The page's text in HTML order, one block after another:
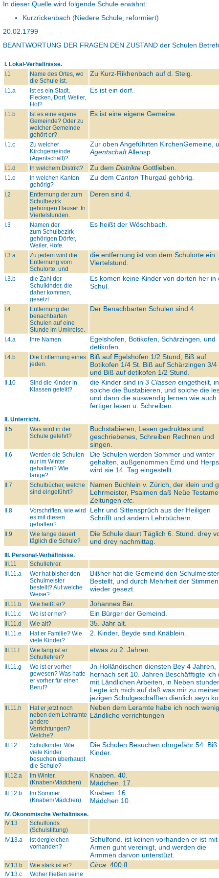
In dieser Quelle wird folgende Schule erwähnt:
Kurzrickenbach (Niedere Schule, reformiert)
20.02.1799
BEANTWORTUNG DER FRAGEN DEN ZUSTAND der Schulen
I. Lokal-Verhältnisse.
I.1
Name des Ortes, wo
die Schule ist.
Zu Kurz-Rikhenbach auf d. Steig.
I.1.a
Ist es ein Stadt,
Flecken, Dorf, Weiler,
Hof?
Es ist ein dorf.
I.1.b
Ist es eine eigene
Gemeinde? Oder zu
welcher Gemeinde
gehört er?
Es ist eine eigene Gemeine.
I.1.c
Zu welcher
Kirchgemeinde
(Agentschaft)?
Zur oben Angeführten KirchenGemeine,
AgentschaftAllensp.
I.1.d In welchem Distrikt? Zu dem Distrikte Gottlieben.
I.1.e
In welchen Kanton
gehörig?
Zu dem Canton Thurgaü gehörig.
I.2
Entfernung der zum
Schulbezirk
gehörigen Häuser. In
Viertelstunden.
Deren sind 4.
I.3
Namen der
zum Schulbezirk
gehörigen Dörfer,
Weiler, Höfe.
Es heißt der Wöschbach.
I.3.a
Zu jedem wird die
Entfernung vom
Schulorte, und
die entfernung ist von dem Schulorte ein
Viertelstund.
I.3.b
die Zahl der
Schulkinder, die
daher kommen,
gesetzt.
Es komen keine Kinder von dorten her in
Schul.
I.4
Entfernung der
benachbarten
Schulen auf eine
Stunde im Umkreise.
Der Benachbarten Schulen sind 4.
I.4.a Ihre Namen.
Egelshofen, Botikofen, Schärzingen, und
detikofen.
I.4.b
Die Entfernung eines
jeden.
Biß auf Egelshofen 1/2 Stund, Biß auf
Botikofen 1/4 St. Biß auf Schärzingen 3/4
und Biß auf detikofen 1/2 Stund.
II.10
Sind die Kinder in
Klassen geteilt?
die Kinder sind in 3 Classen eingetheilt, in
solche die Bustabieren, und solche die
und dann die auswendig lernen wie auch
fertiger lesen u. Schreiben.
II. Unterricht.
II.5
Was wird in der
Schule gelehrt?
Buchstabieren, Lesen gedruktes und
geschriebenes, Schreiben Rechnen und
singen.
II.6
Werden die Schulen
nur im Winter
gehalten? Wie
lange?
Die Schulen werden Sommer und winter
gehalten, außgenommen Ernd und
wird sie 14. Tag eingestellt.
II.7
Schulbücher, welche
sind eingeführt?
Namen Büchlein v. Zürich, der klein und
Lehrmeister, Psalmen daß Neüe
Zeitungen etc.
II.8
Vorschriften, wie wird
es mit diesen
gehalten?
Lehr und Sittensprüch aus der Heiligen
Schrifft und andern Lehrbüchern.
II.9
Wie lange dauert
täglich die Schule?
Die Schule daurt Täglich 6. Stund. drey
und drey nachmittag.
III. Personal-Verhältnisse.
III.11
Schullehrer.
III.11.a
Wer hat bisher den
Schulmeister
bestellt? Auf welche
Weise?
Bißher hat die Gemeind den Schulmeister
Bestellt, und durch Mehrheit der Stimmen
wieder gesezt.
III.11.b Wie heißt er? Johannes Bär.
III.11.c Wo ist er her? Ein Bürger der Gemeind.
III.11.d Wie alt? 35. Jahr alt.
III.11.e
Hat er Familie? Wie
viele Kinder?
2. Kinder, Beyde sind Knäblein.
III.11.f
Wie lang ist er
Schullehrer?
etwas zu 2. Jahren.
III.11.g
Wo ist er vorher
gewesen? Was hatte
er vorher für einen
Beruf?
Jn Holländischen diensten Bey 4 Jahren,
hernach seit 10. Jahren Beschäfftigte ich
mit Ländlichen Arbeiten, in Neben
Legte ich mich auf daß was mir zu
jezigen Schulgeschäfften dienlich seyn
III.11.h
Hat er jetzt noch
neben dem Lehramte
andere
Verrichtungen?
Welche?
Neben dem Leramte habe ich noch
Ländliche verrichtungen
III.12
Schulkinder. Wie
viele Kinder
besuchen überhaupt
die Schule?
Die Schulen Besuchen ohngefähr 54.
Kinder.
III.12.a
Im Winter.
(Knaben/Mädchen)
Knaben. 40.
Mädchen. 17.
III.12.b
Im Sommer.
(Knaben/Mädchen)
Knaben. 16.
Mädchen 10.
IV. Ökonomische Verhältnisse.
IV.13
Schulfonds
(Schulstiftung)
IV.13.a
Ist dergleichen
vorhanden?
Schulfond. ist keinen vorhanden er ist
Armen guht vereinigt, und werden die
Armmen darvon unterstüzt.
IV.13.b Wie stark ist er? Circa. 400 fl.
IV.13.c
Woher fließen seine